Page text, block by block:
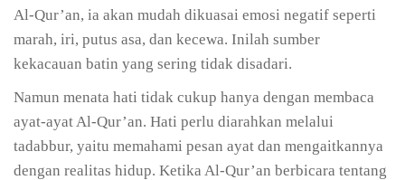
Al-Qur’an, ia akan mudah dikuasai emosi negatif seperti
marah, iri, putus asa, dan kecewa. Inilah sumber
kekacauan batin yang sering tidak disadari.
Namun menata hati tidak cukup hanya dengan membaca
ayat-ayat Al-Qur’an. Hati perlu diarahkan melalui
tadabbur, yaitu memahami pesan ayat dan mengaitkannya
dengan realitas hidup. Ketika Al-Qur’an berbicara tentang